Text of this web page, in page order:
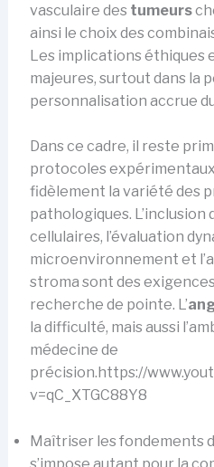
vasculaire des tumeurs
ainsi le choix des
Les implications éthiques
majeures, surtout dans la
personnalisation accrue
Dans ce cadre, il reste
protocoles
fidèlement la variété des
pathologiques.
cellulaires, l’évaluation
microenvironnement et
stroma sont des
recherche de pointe. L’
la difficulté, mais aussi
médecine de
précision.https://
v=qC_XTGC88Y8
Maîtriser les fondements